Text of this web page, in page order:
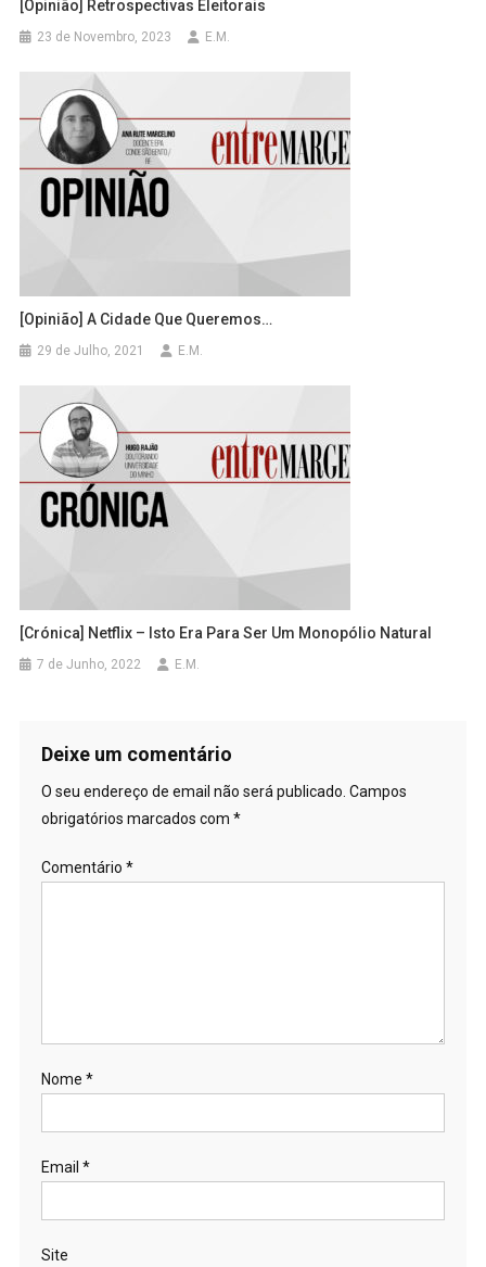
[Opinião] Retrospectivas Eleitorais
23 de Novembro, 2023 E.M.
[Opinião] A Cidade Que Queremos…
29 de Julho, 2021 E.M.
[Crónica] Netflix – Isto Era Para Ser Um Monopólio Natural
7 de Junho, 2022 E.M.
Deixe um comentário
O seu endereço de email não será publicado. Campos
obrigatórios marcados com *
Comentário *
Nome *
Email *
Site